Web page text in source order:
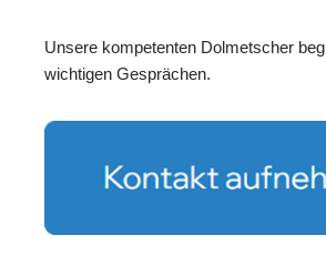
Unsere kompetenten Dolmetscher
wichtigen Gesprächen.